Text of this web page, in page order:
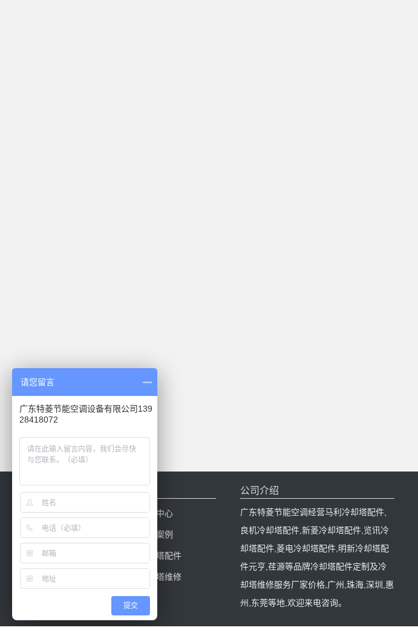
网站导航
网站首页 新闻中心
产品中心 工程案例
冷却塔配件
冷却塔维修
公司介绍
广东特菱节能空调经营马利冷却塔配件,
良机冷却塔配件,新菱冷却塔配件,览讯冷
却塔配件,菱电冷却塔配件,明新冷却塔配
件元亨,荏源等品牌冷却塔配件定制及冷
却塔维修服务厂家价格,广州,珠海,深圳,惠
州,东莞等地,欢迎来电咨询。
请您留言
广东特菱节能空调设备有限公司139
28418072
提交